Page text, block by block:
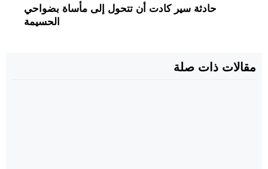
حادثة سير كادت أن تتحول إلى مأساة بضواحي
الحسيمة
مقالات ذات صلة